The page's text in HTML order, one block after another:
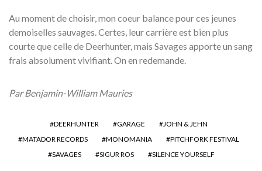
Au moment de choisir, mon coeur balance pour ces jeunes
demoiselles sauvages. Certes, leur carrière est bien plus
courte que celle de Deerhunter, mais Savages apporte un sang
frais absolument vivifiant. On en redemande.
Par Benjamin-William Mauries
DEERHUNTER GARAGE
JOHN & JEHN
MATADOR RECORDS
MONOMANIA
PITCHFORK FESTIVAL
SAVAGES
SIGUR ROS SILENCE YOURSELF